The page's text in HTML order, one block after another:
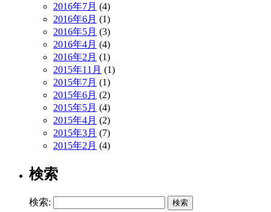
2016年7月 (4)
2016年6月 (1)
2016年5月 (3)
2016年4月 (4)
2016年2月 (1)
2015年11月 (1)
2015年7月 (1)
2015年6月 (2)
2015年5月 (4)
2015年4月 (2)
2015年3月 (7)
2015年2月 (4)
検索
検索: